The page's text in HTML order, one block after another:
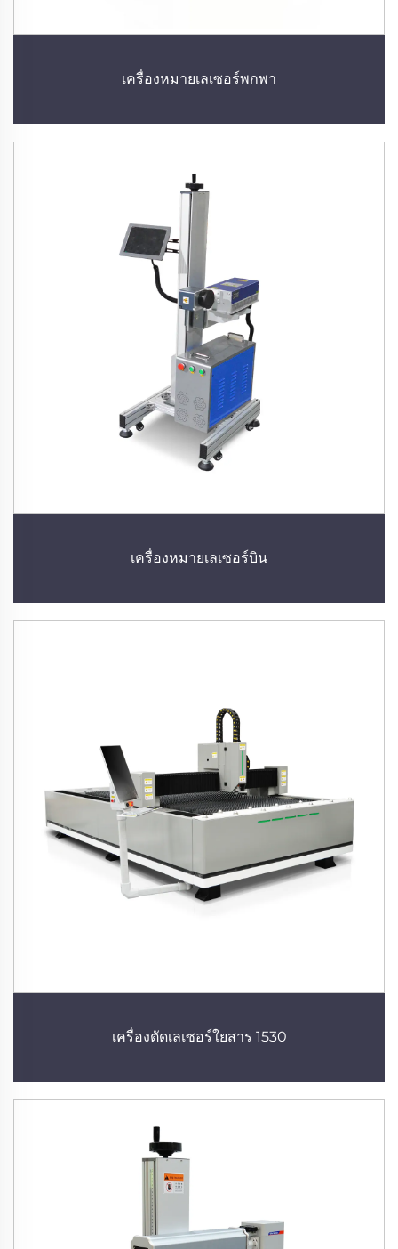
เครื่องหมายเลเซอร์พกพา
เครื่องหมายเลเซอร์บิน
เครื่องตัดเลเซอร์ใยสาร 1530